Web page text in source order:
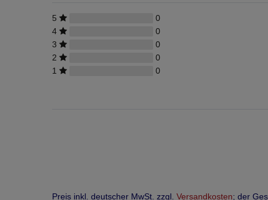
5
0
4
0
3
0
2
0
1
0
Preis inkl. deutscher MwSt. zzgl. Versandkosten; der